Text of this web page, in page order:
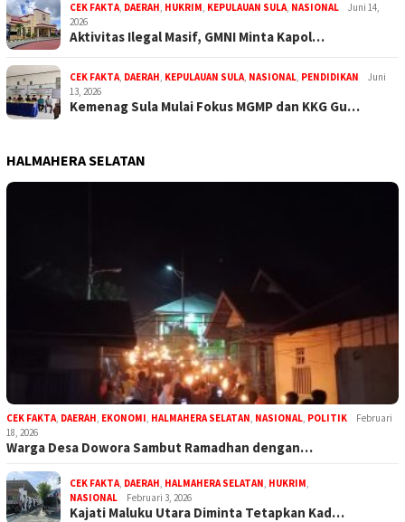
CEK FAKTA, DAERAH, HUKRIM, KEPULAUAN SULA, NASIONAL
Juni 14,
2026
Aktivitas Ilegal Masif, GMNI Minta Kapol…
CEK FAKTA, DAERAH, KEPULAUAN SULA, NASIONAL, PENDIDIKAN
Juni
13, 2026
Kemenag Sula Mulai Fokus MGMP dan KKG Gu…
HALMAHERA SELATAN
CEK FAKTA, DAERAH, EKONOMI, HALMAHERA SELATAN, NASIONAL, POLITIK
Februari
18, 2026
Warga Desa Dowora Sambut Ramadhan dengan…
CEK FAKTA, DAERAH, HALMAHERA SELATAN, HUKRIM,
NASIONAL
Februari 3, 2026
Kajati Maluku Utara Diminta Tetapkan Kad…